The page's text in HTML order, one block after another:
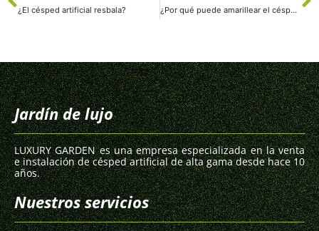
¿El césped artificial resbala? ¿Por qué puede amarillear el césped artificial?
Jardín de lujo
LUXURY GARDEN es una empresa especializada en la venta
e instalación de césped artificial de alta gama desde hace 10
años.
Nuestros servicios